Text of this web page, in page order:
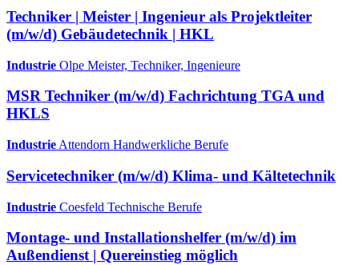
Techniker | Meister | Ingenieur als Projektleiter
(m/w/d) Gebäudetechnik | HKL
Industrie Olpe Meister, Techniker, Ingenieure
MSR Techniker (m/w/d) Fachrichtung TGA und
HKLS
Industrie Attendorn Handwerkliche Berufe
Servicetechniker (m/w/d) Klima- und Kältetechnik
Industrie Coesfeld Technische Berufe
Montage- und Installationshelfer (m/w/d) im
Außendienst | Quereinstieg möglich